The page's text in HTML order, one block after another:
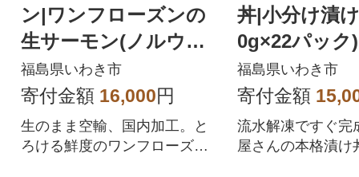
ン|ワンフローズンの
生サーモン(ノルウェ
ー直送) 約200g×3パッ
ク
福島県いわき市
寄付金額 16,000円
生のまま空輸、国内加工。と
ろける鮮度のワンフローズン
丼|小分け漬
0g×22パック)
福島県いわき市
寄付金額
流水解凍ですぐ完
屋さんの本格漬け